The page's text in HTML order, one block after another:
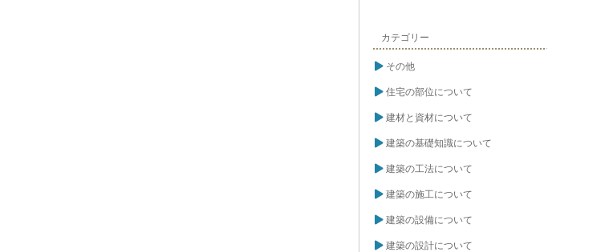
カテゴリー
その他
住宅の部位について
建材と資材について
建築の基礎知識について
建築の工法について
建築の施工について
建築の設備について
建築の設計について